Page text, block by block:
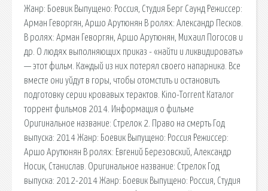
Жанр: Боевик Выпущено: Россия, Студия Берг Саунд Режиссер:
Арман Геворгян, Аршо Арутюнян В ролях: Александр Песков.
В ролях: Арман Геворгян, Аршо Арутюнян, Михаил Погосов и
др. О людях выполняющих приказ - «найти и ликвидировать»
— этот фильм. Каждый из них потерял своего напарника. Все
вместе они уйдут в горы, чтобы отомстить и остановить
подготовку серии кровавых терактов. Kino-Torrent Каталог
торрент фильмов 2014. Информация о фильме
Оригинальное название: Стрелок 2. Право на смерть Год
выпуска: 2014 Жанр: Боевик Выпущено: Россия Режиссер:
Аршо Арутюнян В ролях: Евгений Березовский, Александр
Носик, Станислав. Оригинальное название: Стрелок Год
выпуска: 2012-2014 Жанр: Боевик Выпущено: Россия, Студия